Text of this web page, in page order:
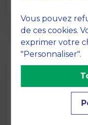
Vous pouvez
de ces cookies.
exprimer votre
"Personnaliser".